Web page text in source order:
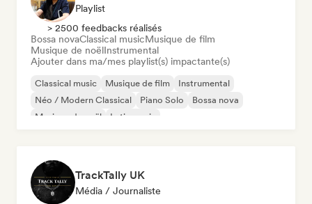
Playlist
> 2500 feedbacks réalisés
Bossa novaClassical musicMusique de film
Musique de noëlInstrumental
Ajouter dans ma/mes playlist(s) impactante(s)
Classical music Musique de film
Instrumental
Néo / Modern Classical
Piano Solo
Bossa nova
Musique de noël
Latin music
TrackTally UK
Média / Journaliste